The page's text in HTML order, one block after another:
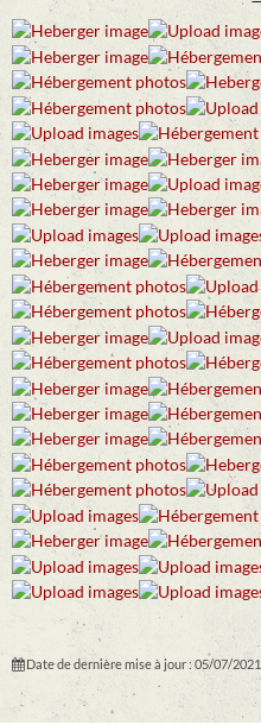
Date de dernière mise à jour : 05/07/2021